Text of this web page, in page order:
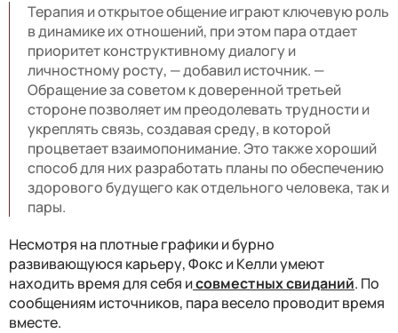
Терапия и открытое общение играют ключевую роль
в динамике их отношений, при этом пара отдает
приоритет конструктивному диалогу и
личностному росту, — добавил источник. —
Обращение за советом к доверенной третьей
стороне позволяет им преодолевать трудности и
укреплять связь, создавая среду, в которой
процветает взаимопонимание. Это также хороший
способ для них разработать планы по обеспечению
здорового будущего как отдельного человека, так и
пары.
Несмотря на плотные графики и бурно
развивающуюся карьеру, Фокс и Келли умеют
находить время для себя исовместных свиданий. По
сообщениям источников, пара весело проводит время
вместе.